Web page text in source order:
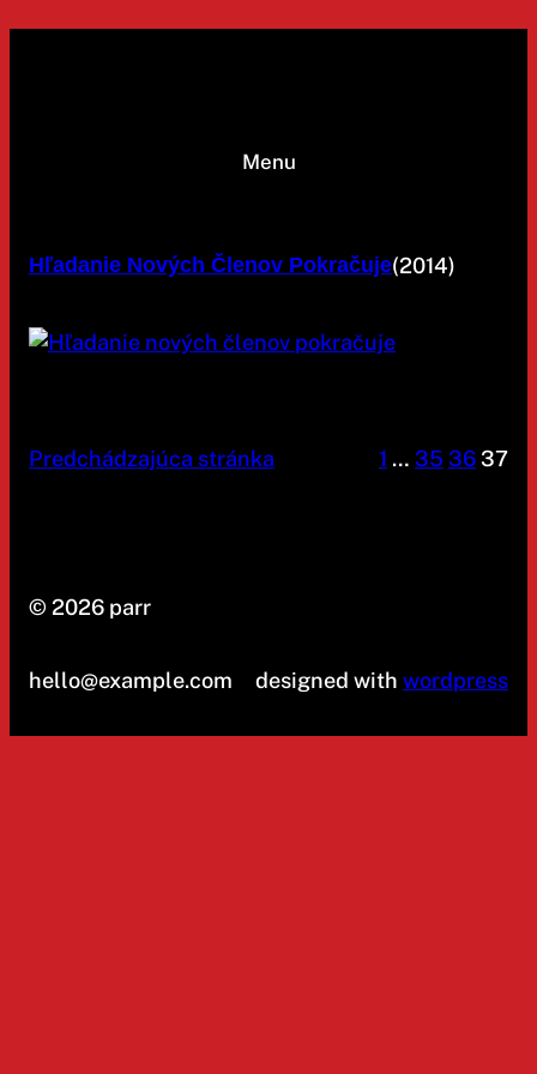
Menu
Hľadanie Nových Členov Pokračuje(2014)
Predchádzajúca stránka 1 … 35 36 37
© 2026 parr
hello@example.com designed with wordpress